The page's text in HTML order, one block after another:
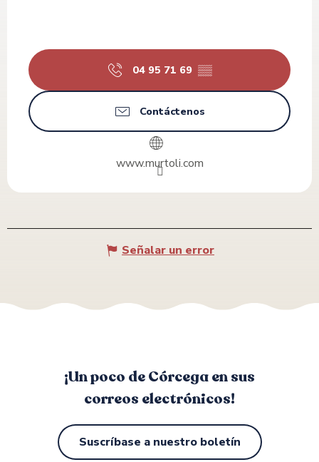
04 95 71 69 ▒▒
Contáctenos
www.murtoli.com
Señalar un error
¡Un poco de Córcega en sus
correos electrónicos!
Suscríbase a nuestro boletín